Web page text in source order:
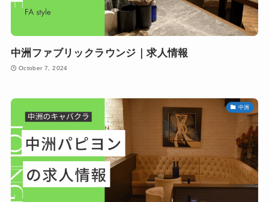
中洲ファブリックラウンジ｜求人情報
October 7, 2024
中洲